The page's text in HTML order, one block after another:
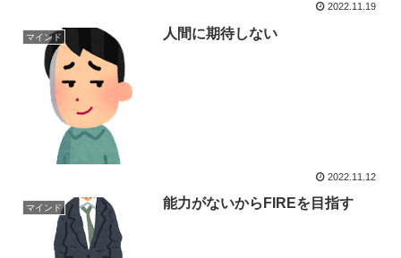
2022.11.19
マインド 人間に期待しない
2022.11.12
マインド 能力がないからFIREを目指す